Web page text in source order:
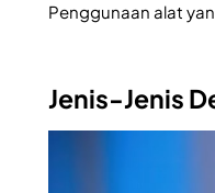
Penggunaan alat
Jenis-Jenis